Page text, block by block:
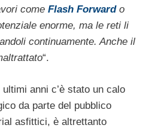
come Flash Forwardo
enorme, ma le reti li
continuamente. Anche il
“.
anni c’è stato un calo
da parte del pubblico
asfittici, è altrettanto